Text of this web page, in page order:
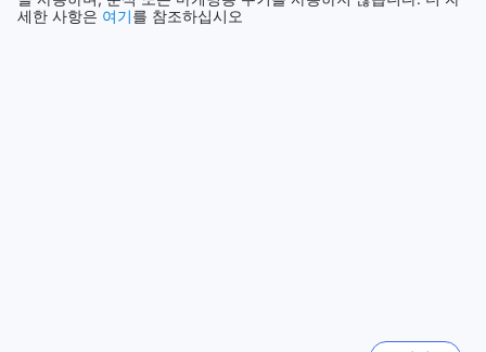
관광객들을 끌어모읍니다. 이곳에서는 수영, 스노클링, 그리고
다양한 수상 스포츠를 즐길 수 있으며, 해변가의 카페와 레스토
세한 사항은 여기를 참조하십시오